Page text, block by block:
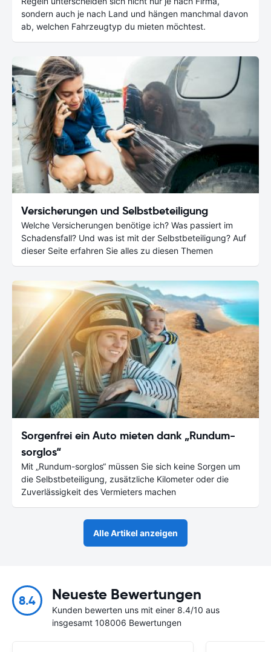
sondern auch je nach Land und hängen manchmal davon
ab, welchen Fahrzeugtyp du mieten möchtest.
Versicherungen und Selbstbeteiligung
Welche Versicherungen benötige ich? Was passiert im
Schadensfall? Und was ist mit der Selbstbeteiligung? Auf
dieser Seite erfahren Sie alles zu diesen Themen
Sorgenfrei ein Auto mieten dank „Rundum-
sorglos“
Mit „Rundum-sorglos“ müssen Sie sich keine Sorgen um
die Selbstbeteiligung, zusätzliche Kilometer oder die
Zuverlässigkeit des Vermieters machen
Alle Artikel anzeigen
8.4 Neueste Bewertungen
Kunden bewerten uns mit einer 8.4/10 aus
insgesamt 108006 Bewertungen